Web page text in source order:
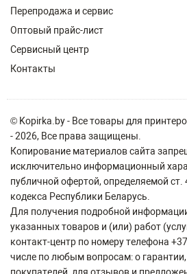
Перепродажа и сервис
Оптовый прайс-лист
Сервисный центр
Контакты
© Kopirka.by - Все товары для
- 2026, Все права защищены.
Копирование материалов сайта
исключительно информационный
публичной офертой, определяемой
кодекса Республики Беларусь.
Для получения подробной
указанных товаров и (или) работ
контакт-центр по номеру телефона
числе по любым вопросам: о
покупателей, для отзывов и